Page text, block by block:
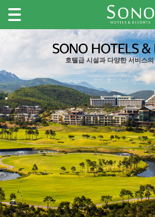
주메뉴바로가기
본문바로가기
호텔급 시설과 다양한 서비스